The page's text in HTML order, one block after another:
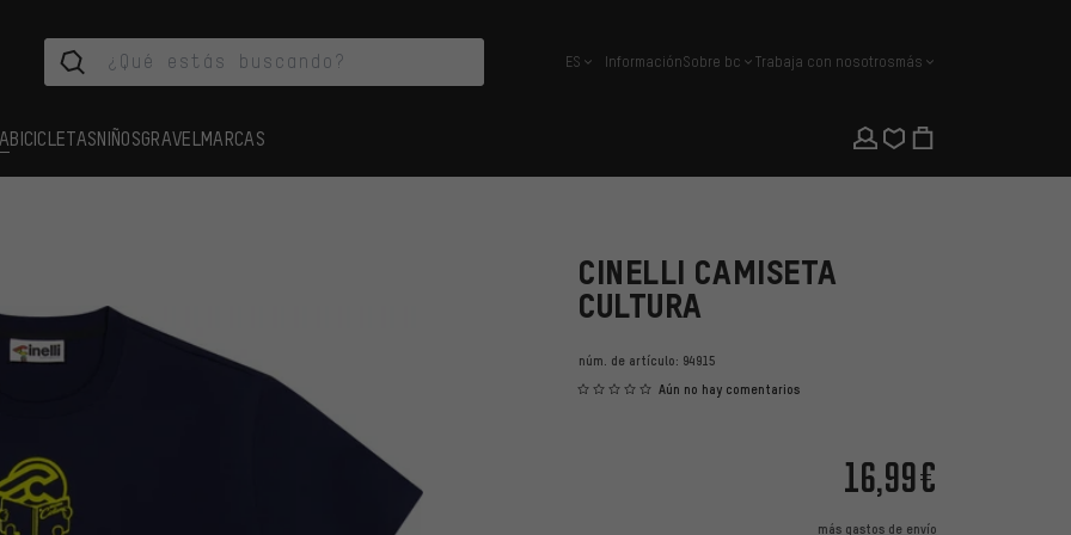
español
ES InformaciónSobre bc Trabaja con nosotrosmás
BICICLETASNIÑOSGRAVEL MARCAS
CINELLI CAMISETA
CULTURA
núm. de artículo: 94915
Aún no hay comentarios
16,99€
más gastos de envío